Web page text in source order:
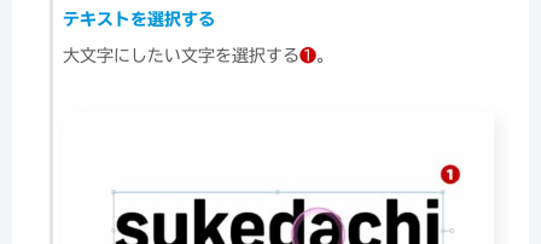
テキストを選択する
大文字にしたい文字を選択する❶。